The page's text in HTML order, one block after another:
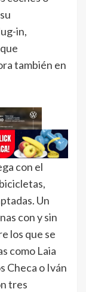
in,
también en
con el
Un
con y sin
los que se
como Laia
Checa o Iván
tres